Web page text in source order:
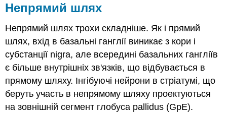
Непрямий шлях
Непрямий шлях трохи складніше. Як і прямий
шлях, вхід в базальні ганглії виникає з кори і
субстанції nigra, але всередині базальних гангліїв
є більше внутрішніх зв'язків, що відбувається в
прямому шляху. Інгібуючі нейрони в стріатумі, що
беруть участь в непрямому шляху проектуються
на зовнішній сегмент глобуса pallidus (GpE).